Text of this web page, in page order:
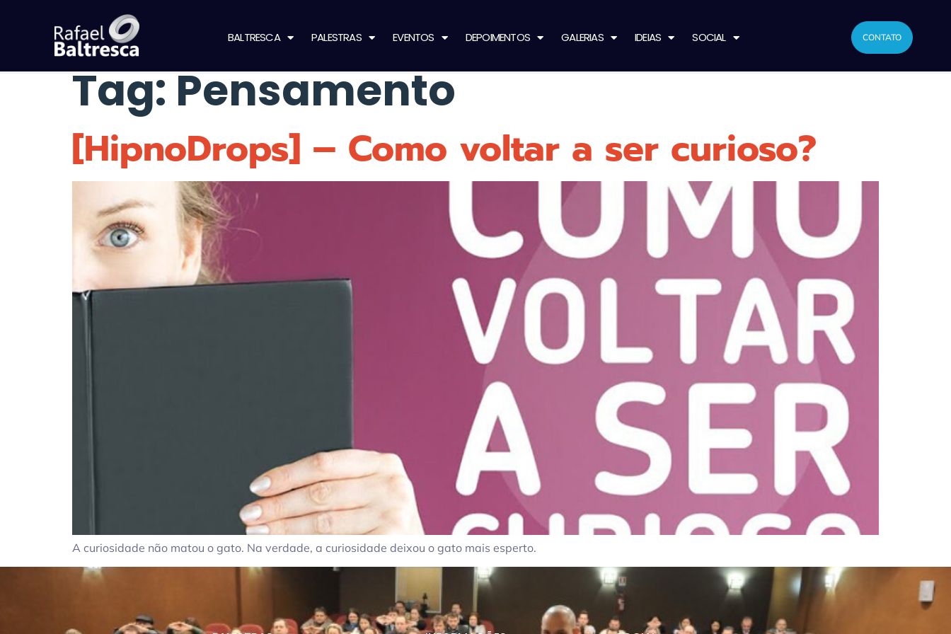
BALTRESCA PALESTRAS EVENTOS DEPOIMENTOS GALERIAS IDEIAS SOCIAL CONTATO
Tag:Pensamento
[HipnoDrops] – Como voltar a ser curioso?
A curiosidade não matou o gato. Na verdade, a curiosidade deixou o gato mais esperto.